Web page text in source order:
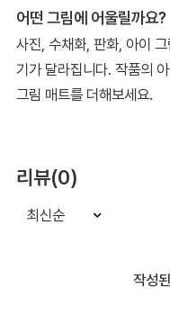
어떤 그림에 어울릴까요?
사진, 수채화, 판화, 아이
기가 달라집니다. 작품의
그림 매트를 더해보세요.
리뷰(0)
최신순
작성